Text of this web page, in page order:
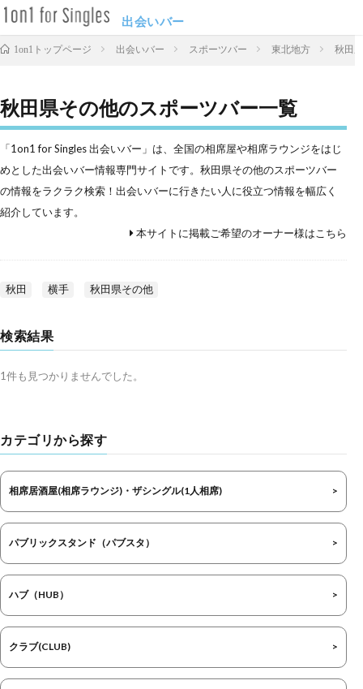
出会いバー
1on1トップページ 出会いバー スポーツバー 東北地方 秋田県
秋田県その他のスポーツバー一覧
「1on1 for Singles 出会いバー」は、全国の相席屋や相席ラウンジをはじ
めとした出会いバー情報専門サイトです。秋田県その他のスポーツバー
の情報をラクラク検索！出会いバーに行きたい人に役立つ情報を幅広く
紹介しています。
本サイトに掲載ご希望のオーナー様はこちら
秋田 横手 秋田県その他
検索結果
1件も見つかりませんでした。
カテゴリから探す
相席居酒屋(相席ラウンジ)・ザシングル(1人相席)
パブリックスタンド（パブスタ）
ハブ（HUB）
クラブ(CLUB)